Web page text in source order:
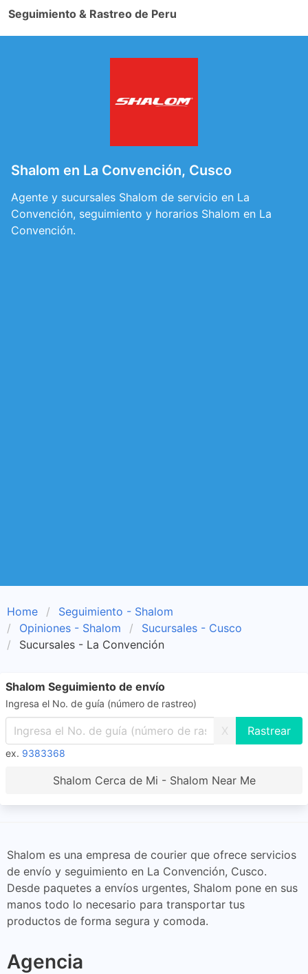
Seguimiento & Rastreo de Peru
Shalom en La Convención, Cusco
Agente y sucursales Shalom de servicio en La
Convención, seguimiento y horarios Shalom en La
Convención.
Home
Seguimiento - Shalom
Opiniones - Shalom
Sucursales - Cusco
Sucursales - La Convención
Shalom Seguimiento de envío
Ingresa el No. de guía (número de rastreo)
X
ex. 9383368
Shalom Cerca de Mi - Shalom Near Me
Shalom es una empresa de courier que ofrece servicios
de envío y seguimiento en La Convención, Cusco.
Desde paquetes a envíos urgentes, Shalom pone en sus
manos todo lo necesario para transportar tus
productos de forma segura y comoda.
Agencia